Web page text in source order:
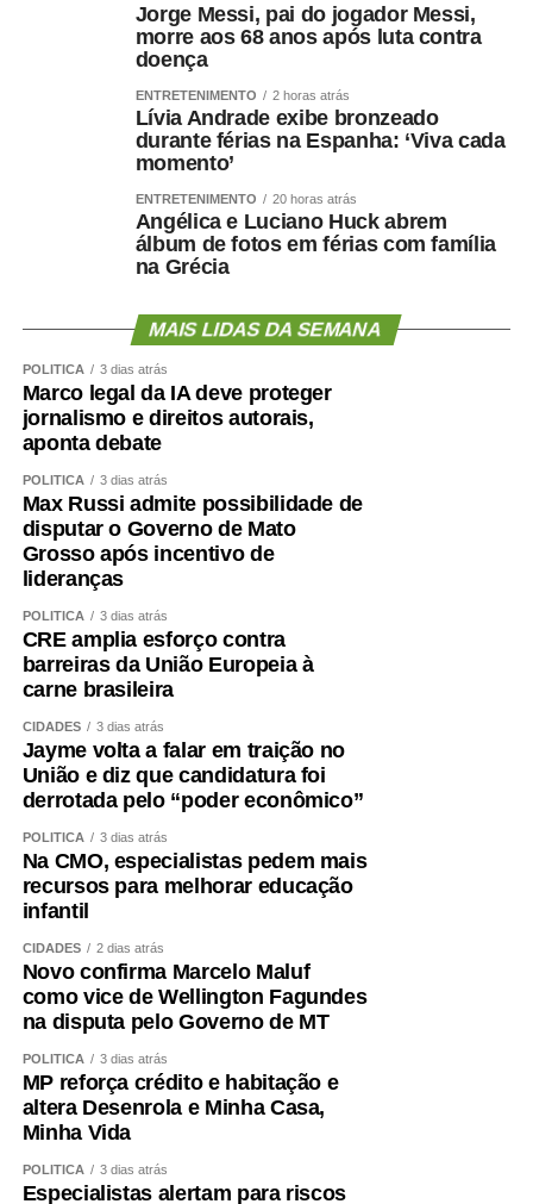
Jorge Messi, pai do jogador Messi,
morre aos 68 anos após luta contra
doença
ENTRETENIMENTO 2 horas atrás
Lívia Andrade exibe bronzeado
durante férias na Espanha: ‘Viva cada
momento’
ENTRETENIMENTO 20 horas atrás
Angélica e Luciano Huck abrem
álbum de fotos em férias com família
na Grécia
MAIS LIDAS DA SEMANA
POLÍTICA 3 dias atrás
Marco legal da IA deve proteger
jornalismo e direitos autorais,
aponta debate
POLÍTICA 3 dias atrás
Max Russi admite possibilidade de
disputar o Governo de Mato
Grosso após incentivo de
lideranças
POLÍTICA 3 dias atrás
CRE amplia esforço contra
barreiras da União Europeia à
carne brasileira
CIDADES 3 dias atrás
Jayme volta a falar em traição no
União e diz que candidatura foi
derrotada pelo “poder econômico”
POLÍTICA 3 dias atrás
Na CMO, especialistas pedem mais
recursos para melhorar educação
infantil
CIDADES 2 dias atrás
Novo confirma Marcelo Maluf
como vice de Wellington Fagundes
na disputa pelo Governo de MT
POLÍTICA 3 dias atrás
MP reforça crédito e habitação e
altera Desenrola e Minha Casa,
Minha Vida
POLÍTICA 3 dias atrás
Especialistas alertam para riscos